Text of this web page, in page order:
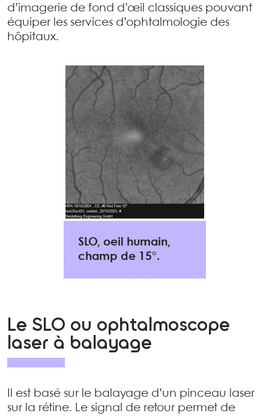
d’imagerie de fond d’œil classiques pouvant
équiper les services d’ophtalmologie des
hôpitaux.
SLO, oeil humain,
champ de 15°.
Le SLO ou ophtalmoscope
laser à balayage
Il est basé sur le balayage d’un pinceau laser
sur la rétine. Le signal de retour permet de